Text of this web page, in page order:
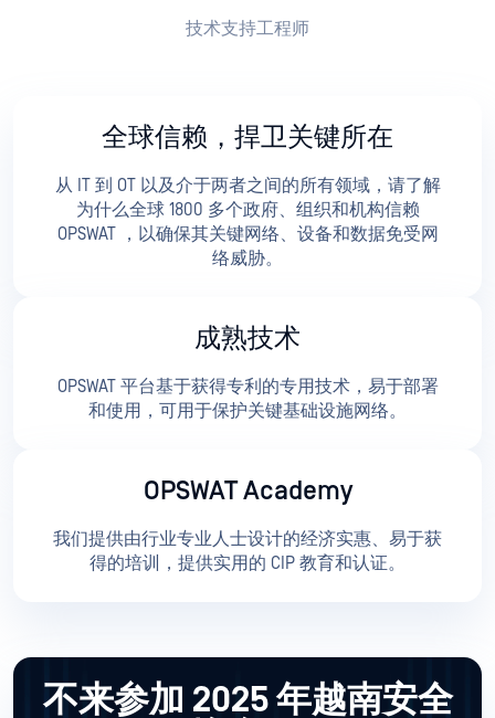
技术支持工程师
全球信赖，捍卫关键所在
从 IT 到 OT 以及介于两者之间的所有领域，请了解
为什么全球 1800 多个政府、组织和机构信赖
OPSWAT ，以确保其关键网络、设备和数据免受网
络威胁。
成熟技术
OPSWAT 平台基于获得专利的专用技术，易于部署
和使用，可用于保护关键基础设施网络。
OPSWAT Academy
我们提供由行业专业人士设计的经济实惠、易于获
得的培训，提供实用的 CIP 教育和认证。
不来参加 2025 年越南安全